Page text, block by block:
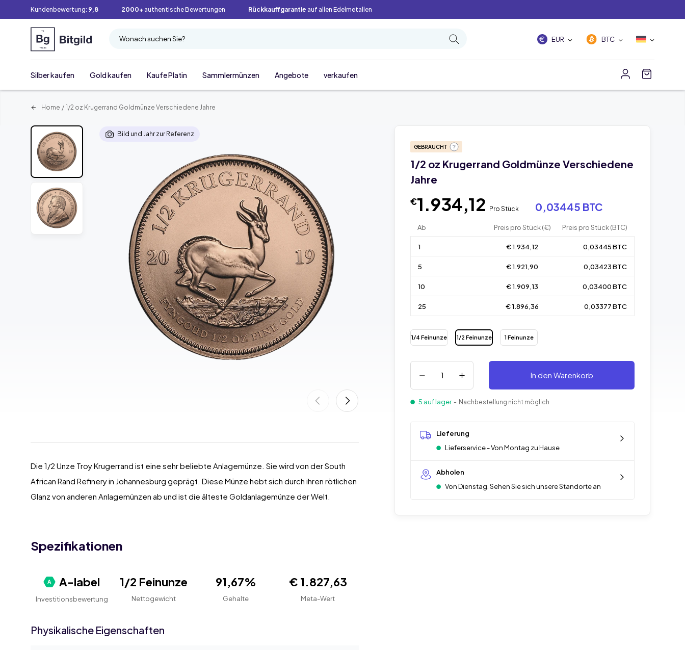
Kundenbewertung: 9,8 2000+ authentische Bewertungen Rückkauffgarantie auf allen Edelmetallen
Wonach suchen Sie? EUR BTC
Silber kaufen Gold kaufen Kaufe Platin Sammlermünzen Angebote verkaufen
Home / 1/2 oz Krugerrand Goldmünze Verschiedene Jahre
GEBRAUCHT
1/2 oz Krugerrand Goldmünze Verschiedene
Jahre
€1.934,12 Pro Stück 0,03445 BTC
Ab Preis pro Stück (€) Preis pro Stück (BTC)
1 € 1.934,12 0,03445 BTC
5 € 1.921,90 0,03423 BTC
10 € 1.909,13 0,03400 BTC
25 € 1.896,36 0,03377 BTC
1/4 Feinunze 1/2 Feinunze 1 Feinunze
In den Warenkorb
5 auf lager - Nachbestellung nicht möglich
Lieferung
Lieferservice - Von Montag zu Hause
Abholen
Von Dienstag. Sehen Sie sich unsere Standorte an
Bild und Jahr zur Referenz
Die 1/2 Unze Troy Krugerrand ist eine sehr beliebte Anlagemünze. Sie wird von der South
African Rand Refinery in Johannesburg geprägt. Diese Münze hebt sich durch ihren rötlichen
Glanz von anderen Anlagemünzen ab und ist die älteste Goldanlagemünze der Welt.
Spezifikationen
A-label
Investitionsbewertung
1/2 Feinunze
Nettogewicht
91,67%
Gehalte
€ 1.827,63
Meta-Wert
Physikalische Eigenschaften